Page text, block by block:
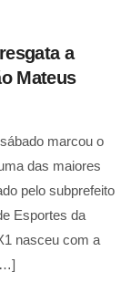
a
Mateus
marcou o
das maiores
pelo subprefeito
Esportes da
nasceu com a